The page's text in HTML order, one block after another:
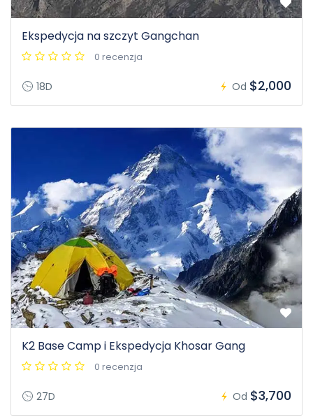
Ekspedycja na szczyt Gangchan
0 recenzja
18D Od $2,000
K2 Base Camp i Ekspedycja Khosar Gang
0 recenzja
27D Od $3,700